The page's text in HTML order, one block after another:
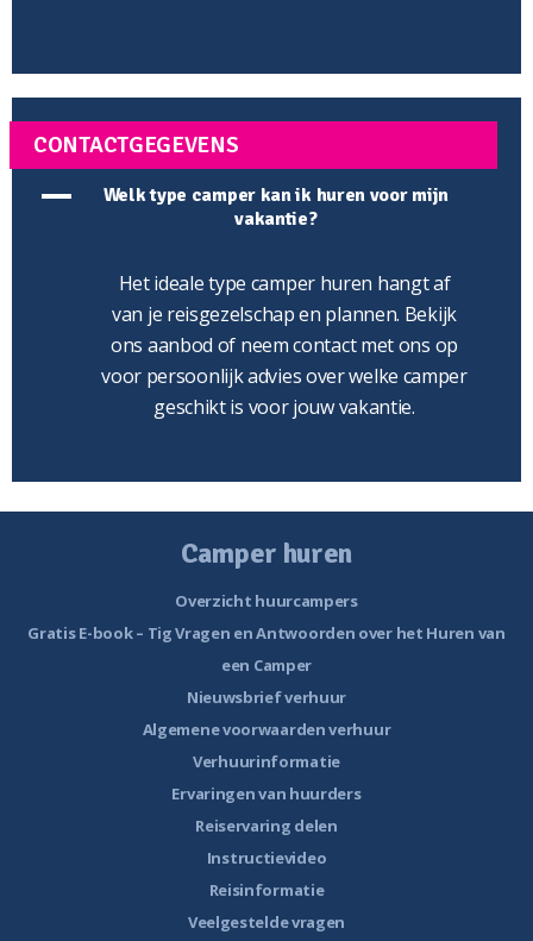
CONTACTGEGEVENS
A
Welk type camper kan ik huren voor mijn
vakantie?
Het ideale type camper huren hangt af
van je reisgezelschap en plannen. Bekijk
ons aanbod of neem contact met ons op
voor persoonlijk advies over welke camper
geschikt is voor jouw vakantie.
Camper huren
Overzicht huurcampers
Gratis E-book – Tig Vragen en Antwoorden over het Huren van
een Camper
Nieuwsbrief verhuur
Algemene voorwaarden verhuur
Verhuurinformatie
Ervaringen van huurders
Reiservaring delen
Instructievideo
Reisinformatie
Veelgestelde vragen